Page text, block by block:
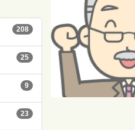
208
25
9
23